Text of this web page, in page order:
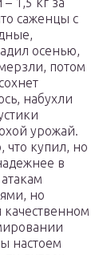
саженцы с
осенью,
потом
набухли
урожай.
что купил, но
в
но
настоем